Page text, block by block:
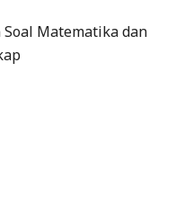
Matematika dan